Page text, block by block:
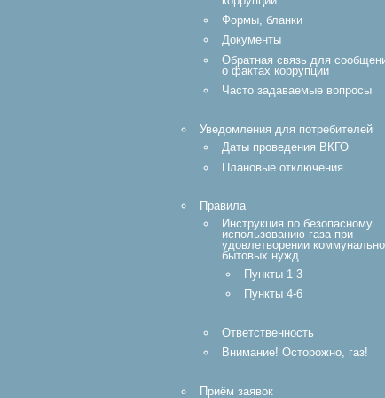
Формы, бланки
Документы
Обратная связь для
о фактах коррупции
Часто задаваемые вопросы
Уведомления для потребителей
Даты проведения ВКГО
Плановые отключения
Правила
Инструкция по безопасному
использованию газа при
удовлетворении
бытовых нужд
Пункты 1-3
Пункты 4-6
Ответственность
Внимание! Осторожно, газ!
Приём заявок